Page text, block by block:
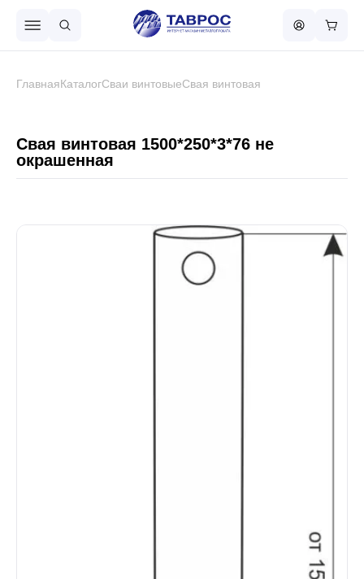
Металлочерепица
Металлический штакетник
ГлавнаяКаталогСваи винтовыеСвая винтовая
Свая винтовая 1500*250*3*76 не
окрашенная